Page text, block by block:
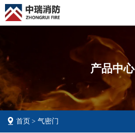
产品中心
首页 气密门